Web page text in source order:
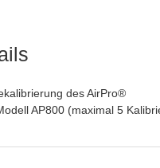
des AirPro®
AP800 (maximal 5